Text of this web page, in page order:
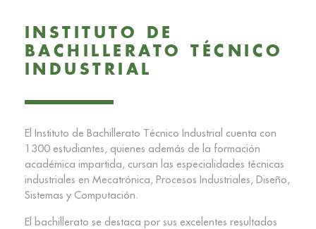
INSTITUTO DE
BACHILLERATO TÉCNICO
INDUSTRIAL
El Instituto de Bachillerato Técnico Industrial cuenta con
1300 estudiantes, quienes además de la formación
académica impartida, cursan las especialidades técnicas
industriales en Mecatrónica, Procesos Industriales, Diseño,
Sistemas y Computación.
El bachillerato se destaca por sus excelentes resultados